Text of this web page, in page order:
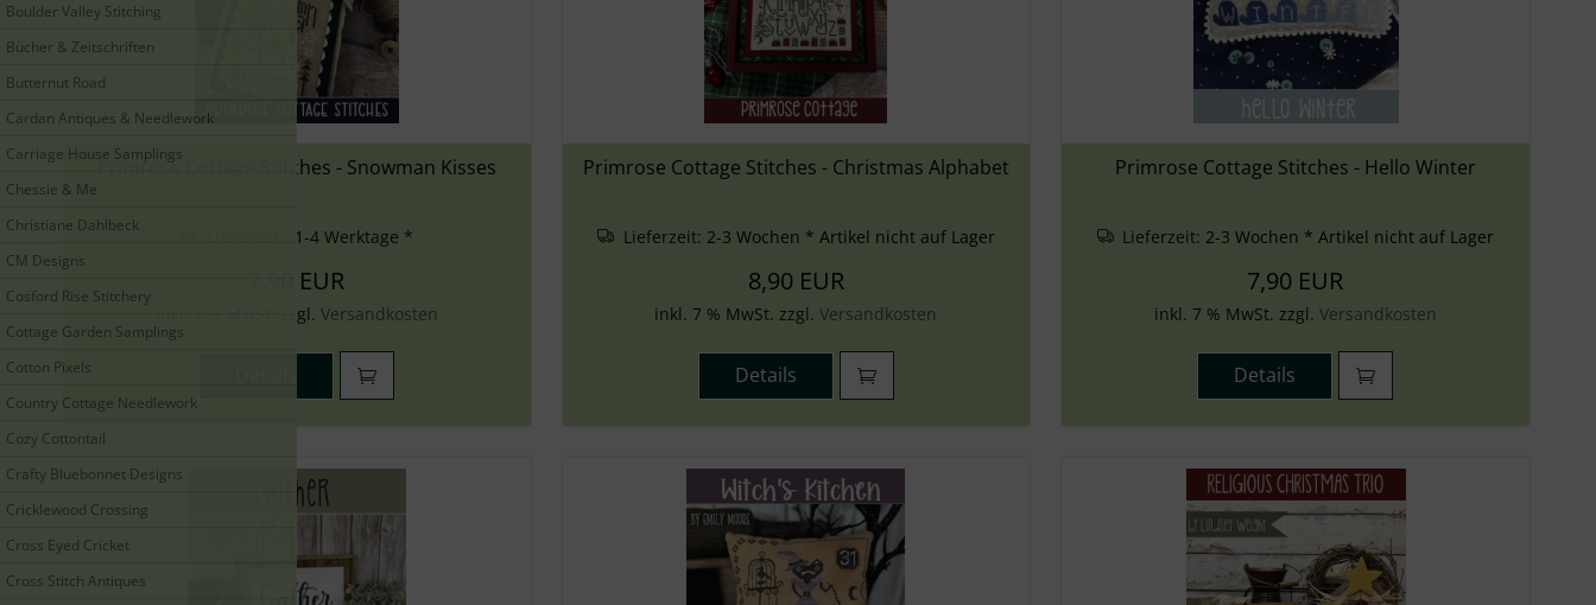
Boulder Valley Stitching
Bücher & Zeitschriften
Butternut Road
Cardan Antiques & Needlework
Carriage House Samplings
Chessie & Me
Christiane Dahlbeck
CM Designs
Cosford Rise Stitchery
Cottage Garden Samplings
Cotton Pixels
Country Cottage Needlework
Cozy Cottontail
Crafty Bluebonnet Designs
Cricklewood Crossing
Cross Eyed Cricket
Cross Stitch Antiques
Primrose Cottage Stitches - Snowman Kisses
Lieferzeit: 1-4 Werktage *
7,90 EUR
inkl. 7 % MwSt. zzgl. Versandkosten
Primrose Cottage Stitches - Christmas Alphabet
Lieferzeit: 2-3 Wochen * Artikel nicht auf Lager
8,90 EUR
inkl. 7 % MwSt. zzgl.Versandkosten
Details
Primrose Cottage Stitches - Hello Winter
Lieferzeit: 2-3 Wochen * Artikel nicht auf Lager
7,90 EUR
inkl. 7 % MwSt. zzgl. Versandkosten
Details